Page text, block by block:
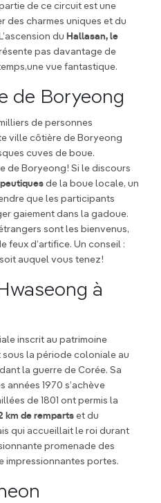
de ce circuit est une
des charmes uniques et du
du Hallasan, le
pas davantage de
vue fantastique.
de Boryeong
de personnes
ville côtière de Boryeong
cuves de boue.
de Boryeong ! Si le discours
de la boue locale, un
que les participants
gaiement dans la gadoue.
sont les bienvenus,
feux d’artifice. Un conseil :
auquel vous tenez !
à
inscrit au patrimoine
la période coloniale au
la guerre de Corée. Sa
années 1970 s’achève
de 1801 ont permis la
km de remparts et du
qui accueillait le roi durant
promenade des
impressionnantes portes.